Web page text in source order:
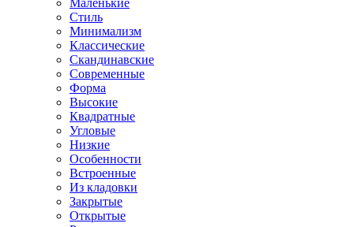
Маленькие
Стиль
Минимализм
Классические
Скандинавские
Современные
Форма
Высокие
Квадратные
Угловые
Низкие
Особенности
Встроенные
Из кладовки
Закрытые
Открытые